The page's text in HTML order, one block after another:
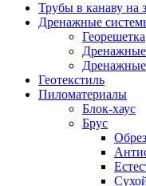
Трубы в канаву на
Дренажные
Георешетка
Геотекстиль
Пиломатериалы
Блок-хаус
Брус